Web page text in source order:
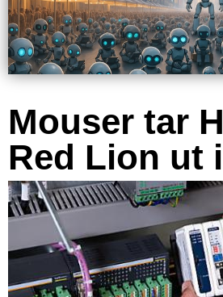
Mouser tar
Red Lion ut